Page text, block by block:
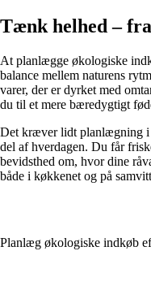
Tænk helhed –
At planlægge økologiske
balance mellem naturens
varer, der er dyrket med
du til et mere bæredygtigt
Det kræver lidt planlægning i
del af hverdagen. Du får
bevidsthed om, hvor dine
både i køkkenet og på
Planlæg økologiske indkøb